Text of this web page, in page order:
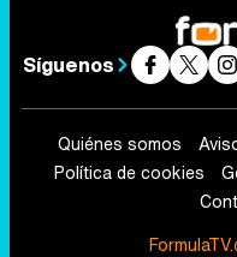
Síguenos
Quiénes somos
Política de cookies